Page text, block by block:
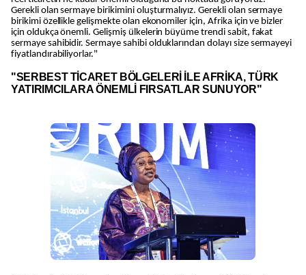
Gerekli olan sermaye birikimini oluşturmalıyız. Gerekli olan sermaye
birikimi özellikle gelişmekte olan ekonomiler için, Afrika için ve bizler
için oldukça önemli. Gelişmiş ülkelerin büyüme trendi sabit, fakat
sermaye sahibidir. Sermaye sahibi olduklarından dolayı size sermayeyi
fiyatlandırabiliyorlar."
"SERBEST TİCARET BÖLGELERİ İLE AFRİKA, TÜRK
YATIRIMCILARA ÖNEMLİ FIRSATLAR SUNUYOR"